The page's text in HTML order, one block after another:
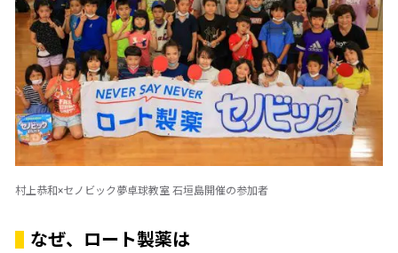
村上恭和×セノビック夢卓球教室 石垣島開催の参加者
なぜ、ロート製薬は